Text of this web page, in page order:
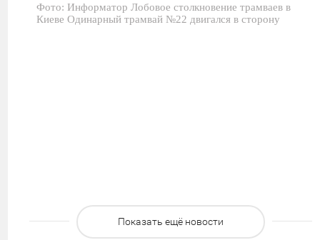
Фото: Информатор Лобовое столкновение трамваев в
Киеве Одинарный трамвай №22 двигался в сторону
Показать ещё новости